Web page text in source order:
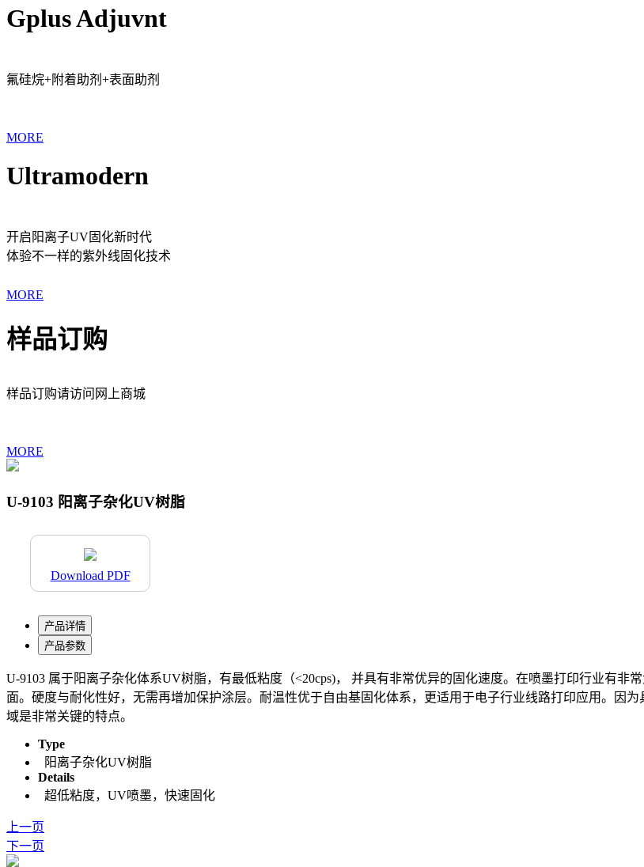
Gplus Adjuvnt
氟硅烷+附着助剂+表面助剂
MORE
Ultramodern
开启阳离子UV固化新时代
体验不一样的紫外线固化技术
MORE
样品订购
样品订购请访问网上商城
MORE
U-9103 阳离子杂化UV树脂
Download PDF
产品详情
产品参数
U-9103 属于阳离子杂化体系UV树脂，有最低粘度（<20cps)， 并具有非常优异的固化速度。在喷墨打印行业有
面。硬度与耐化性好，无需再增加保护涂层。耐温性优于自由基固化体系，更适用于电子行业线路打印应用。因
域是非常关键的特点。
Type
阳离子杂化UV树脂
Details
超低粘度，UV喷墨，快速固化
上一页
下一页